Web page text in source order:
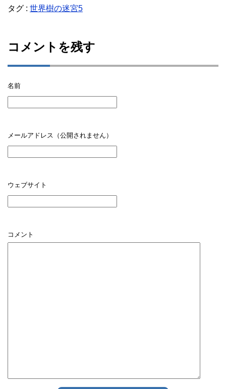
タグ : 世界樹の迷宮5
コメントを残す
名前
メールアドレス（公開されません）
ウェブサイト
コメント